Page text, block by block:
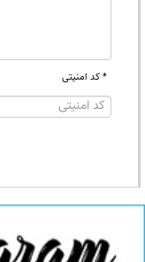
* کد امنیتی